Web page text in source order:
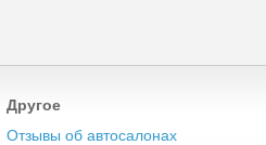
Другое
Отзывы об автосалонах